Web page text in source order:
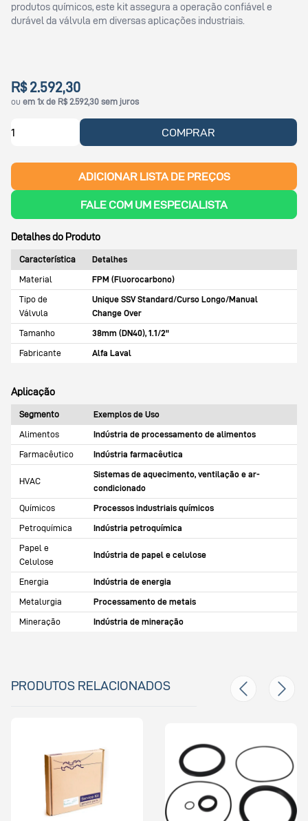
produtos químicos, este kit assegura a operação confiável e
durável da válvula em diversas aplicações industriais.
R$ 2.592,30
ou em 1x de R$ 2.592,30 sem juros
COMPRAR
ADICIONAR LISTA DE PREÇOS
FALE COM UM ESPECIALISTA
Detalhes do Produto
Característica
Detalhes
Material
FPM (Fluorocarbono)
Tipo de
Válvula
Unique SSV Standard/Curso Longo/Manual
Change Over
Tamanho
38mm (DN40), 1.1/2"
Fabricante
Alfa Laval
Aplicação
Segmento
Exemplos de Uso
Alimentos
Indústria de processamento de alimentos
Farmacêutico
Indústria farmacêutica
HVAC
Sistemas de aquecimento, ventilação e ar-
condicionado
Químicos
Processos industriais químicos
Petroquímica
Indústria petroquímica
Papel e
Celulose
Indústria de papel e celulose
Energia
Indústria de energia
Metalurgia
Processamento de metais
Mineração
Indústria de mineração
PRODUTOS RELACIONADOS